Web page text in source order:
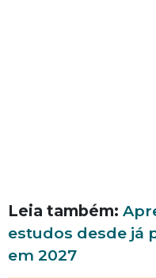
Leia também:
estudos desde já
em 2027